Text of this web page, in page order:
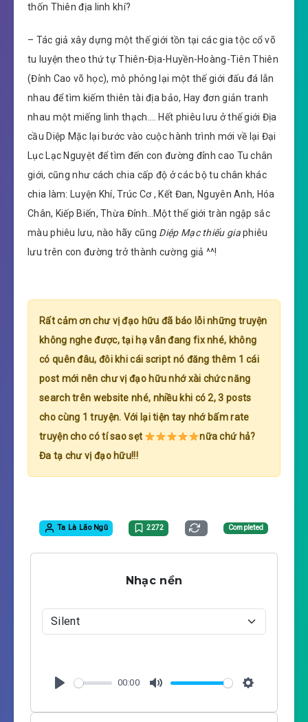
thốn Thiên địa linh khí?
– Tác giả xây dựng một thế giới tồn tại các gia tộc cổ võ
tu luyện theo thứ tự Thiên-Địa-Huyền-Hoàng-Tiên Thiên
(Đỉnh Cao võ học), mô phỏng lại một thế giới đấu đá lẫn
nhau để tìm kiếm thiên tài địa bảo, Hay đơn giản tranh
nhau một miếng linh thạch…. Hết phiêu lưu ở thế giới Địa
cầu Diệp Mặc lại bước vào cuộc hành trình mới về lại Đại
Lục Lạc Nguyệt để tìm đến con đường đỉnh cao Tu chân
giới, cũng như cách chia cấp độ ở các bộ tu chân khác
chia làm: Luyện Khí, Trúc Cơ , Kết Đan, Nguyên Anh, Hóa
Chân, Kiếp Biến, Thừa Đỉnh…Một thế giới tràn ngập sắc
màu phiêu lưu, nào hãy cũng Diệp Mạc thiếu giaphiêu
lưu trên con đường trở thành cường giả ^^!
Rất cảm ơn chư vị đạo hữu đã báo lỗi những truyện
không nghe được, tại hạ vẫn đang fix nhé, không
có quên đâu, đôi khi cái script nó đăng thêm 1 cái
post mới nên chư vị đạo hữu nhớ xài chức năng
search trên website nhé, nhiều khi có 2, 3 posts
cho cùng 1 truyện. Với lại tiện tay nhớ bấm rate
truyện cho có tí sao sẹt
nữa chứ hả?
Đa tạ chư vị đạo hữu!!!
Ta Là Lão Ngũ 2272 Completed
Nhạc nền
l
00:00
u
e